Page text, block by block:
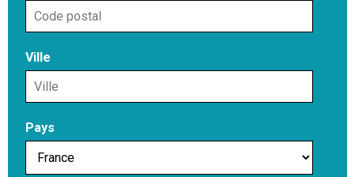
Ville
Pays